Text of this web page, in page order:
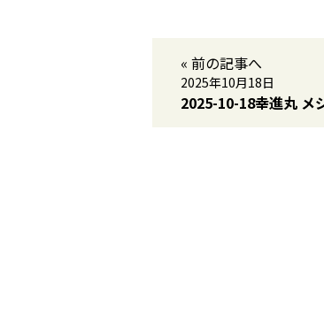
« 前の記事へ
2025年10月18日
2025-10-18幸進丸 メ